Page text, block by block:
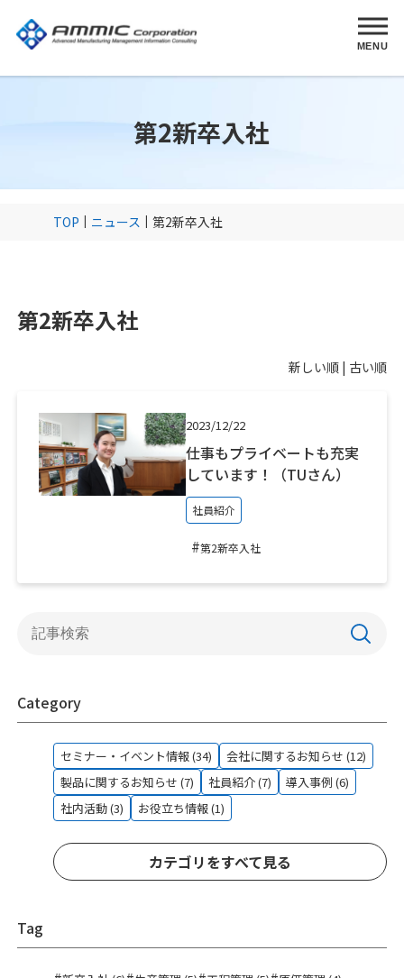
MENU
第2新卒入社
TOP ニュース 第2新卒入社
第2新卒入社
新しい順 | 古い順
2023/12/22
仕事もプライベートも充実
しています！（TUさん）
社員紹介
#第2新卒入社
Category
セミナー・イベント情報 (34)
会社に関するお知らせ (12)
製品に関するお知らせ (7)
社員紹介 (7)
導入事例 (6)
社内活動 (3)
お役立ち情報 (1)
カテゴリをすべて見る
Tag